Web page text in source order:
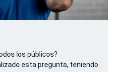
los públicos?
esta pregunta, teniendo